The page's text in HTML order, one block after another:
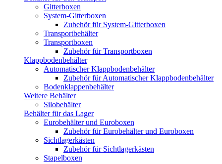
Gitterboxen
System-Gitterboxen
Zubehör für System-Gitterboxen
Transportbehälter
Transportboxen
Zubehör für Transportboxen
Klappbodenbehälter
Automatischer Klappbodenbehälter
Zubehör für Automatischer Klappbodenbehälter
Bodenklappenbehälter
Weitere Behälter
Silobehälter
Behälter für das Lager
Eurobehälter und Euroboxen
Zubehör für Eurobehälter und Euroboxen
Sichtlagerkästen
Zubehör für Sichtlagerkästen
Stapelboxen